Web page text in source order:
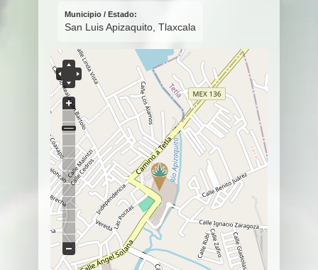
Municipio / Estado:
San Luis Apizaquito, Tlaxcala